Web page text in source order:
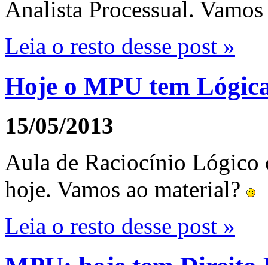
Analista Processual. Vamos
Leia o resto desse post »
Hoje o MPU tem
15/05/2013
Aula de Raciocínio
hoje. Vamos ao material?
Leia o resto desse post »